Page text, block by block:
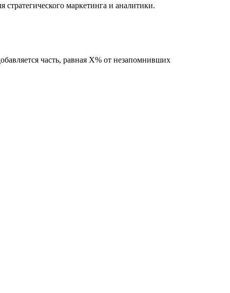
маркетинга и аналитики.
часть, равная X% от незапомнивших